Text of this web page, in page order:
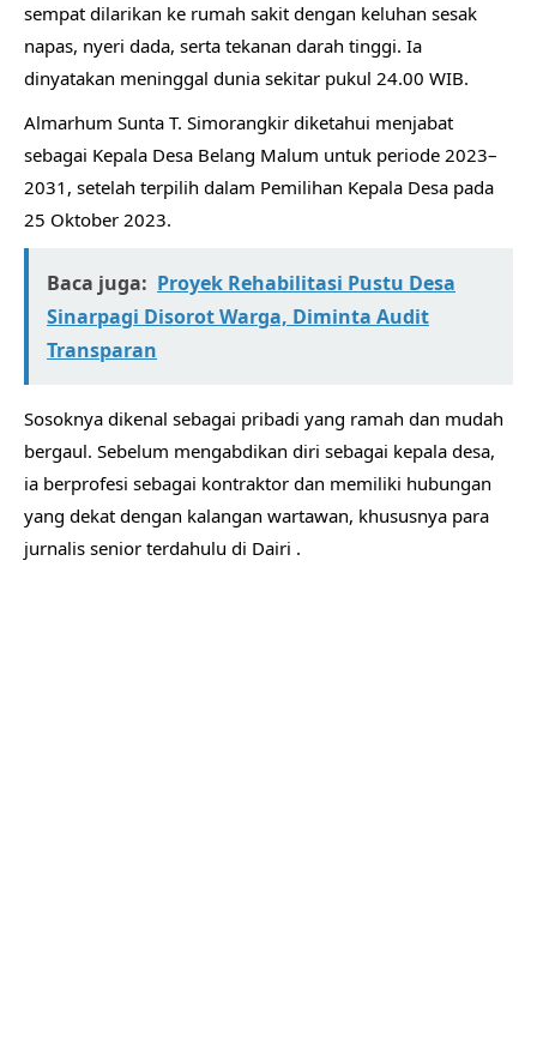
sempat dilarikan ke rumah sakit dengan keluhan sesak
napas, nyeri dada, serta tekanan darah tinggi. Ia
dinyatakan meninggal dunia sekitar pukul 24.00 WIB.
Almarhum Sunta T. Simorangkir diketahui menjabat
sebagai Kepala Desa Belang Malum untuk periode 2023–
2031, setelah terpilih dalam Pemilihan Kepala Desa pada
25 Oktober 2023.
Baca juga: Proyek Rehabilitasi Pustu Desa
Sinarpagi Disorot Warga, Diminta Audit
Transparan
Sosoknya dikenal sebagai pribadi yang ramah dan mudah
bergaul. Sebelum mengabdikan diri sebagai kepala desa,
ia berprofesi sebagai kontraktor dan memiliki hubungan
yang dekat dengan kalangan wartawan, khususnya para
jurnalis senior terdahulu di Dairi .